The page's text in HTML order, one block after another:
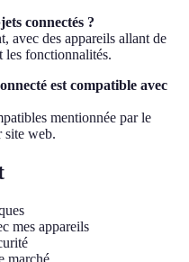
connectés ?
avec des appareils allant de
les fonctionnalités.
est compatible avec
mentionnée par le
site web.
mes appareils
marché